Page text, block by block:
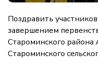
Поздравить
завершением
Староминского района
Староминского